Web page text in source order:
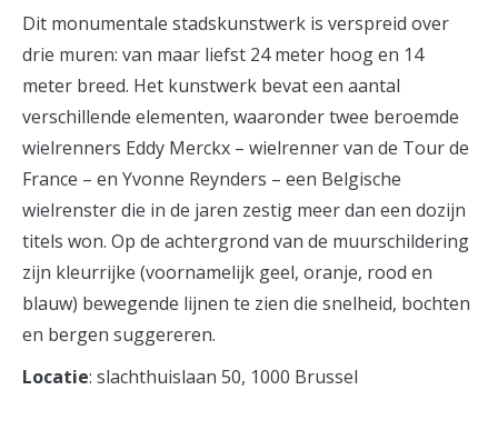
Dit monumentale stadskunstwerk is verspreid over
drie muren: van maar liefst 24 meter hoog en 14
meter breed. Het kunstwerk bevat een aantal
verschillende elementen, waaronder twee beroemde
wielrenners Eddy Merckx – wielrenner van de Tour de
France – en Yvonne Reynders – een Belgische
wielrenster die in de jaren zestig meer dan een dozijn
titels won. Op de achtergrond van de muurschildering
zijn kleurrijke (voornamelijk geel, oranje, rood en
blauw) bewegende lijnen te zien die snelheid, bochten
en bergen suggereren.
Locatie: slachthuislaan 50, 1000 Brussel